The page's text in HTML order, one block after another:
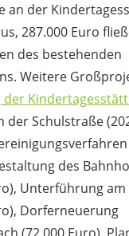
an der
287.000 Euro
des bestehenden
Weitere
der Schulstraße
des
Unterführung
Dorferneuerung